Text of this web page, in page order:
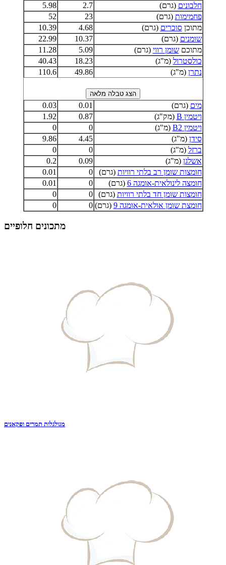
חלבונים (גרם) 2.7
5.98
פחמימות (גרם) 23
52
מתוכןסוכרים (גרם) 4.68
10.39
שומנים (גרם) 10.37
22.99
מתוכםשומן רווי (גרם) 5.09
11.28
כולסטרול (מ"ג) 18.23
40.43
נתרן (מ"ג) 49.86
110.6
מים (גרם) 0.01
0.03
ויטמין B
(מק"ג) 0.87
1.92
ויטמין B2
(מ"ג) 0
0
סידן (מ"ג) 4.45
9.86
ברזל (מ"ג) 0
0
אשלגן (מ"ג) 0.09
0.2
חומצות שומן רב בלתי רוויות (גרם) 0
0.01
חומצה לינולאית-אומגה 6
(גרם) 0
0.01
חומצות שומן חד בלתי רוויות (גרם) 0
0
חומצת שומן אולאית-אומגה 9
(גרם) 0
0
מתכונים חלופיים
מגולגלות תמרים ופקאנים